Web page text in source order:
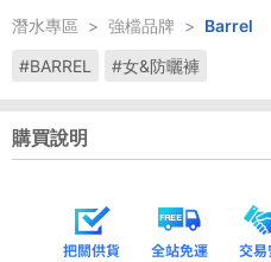
潛水專區 > 強檔品牌 > Barrel
#BARREL
#女&防曬褲
購買說明